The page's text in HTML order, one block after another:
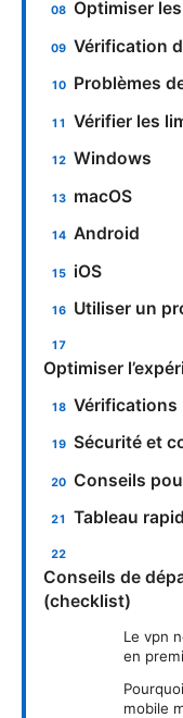
Optimiser
Vérification
Problèmes
Vérifier les
Windows
macOS
Android
iOS
Utiliser un
Optimiser
Vérifications
Sécurité et
Conseils
Tableau
Conseils de
(checklist)
Le vpn
en
mobile